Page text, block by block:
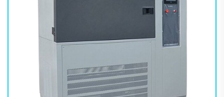
符合标准GB 31241-2014 《便携式电子产品用锂离子电池和电池组
安全要求》主要技术指标产品型号TL-B627温度范围常温~80℃（可